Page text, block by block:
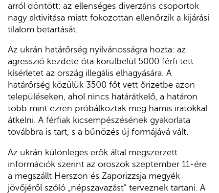
arról döntött: az ellenséges diverzáns csoportok
nagy aktivitása miatt fokozottan ellenőrzik a kijárási
tilalom betartását.
Az ukrán határőrség nyilvánosságra hozta: az
agresszió kezdete óta körülbelül 5000 férfi tett
kísérletet az ország illegális elhagyására. A
határőrség közülük 3500 főt vett őrizetbe azon
településeken, ahol nincs határátkelő, a határon
több mint ezren próbálkoztak meg hamis iratokkal
átkelni. A férfiak kicsempészésének gyakorlata
továbbra is tart, s a bűnözés új formájává vált.
Az ukrán különleges erők által megszerzett
információk szerint az oroszok szeptember 11-ére
a megszállt Herszon és Zaporizzsja megyék
jövőjéről szóló „népszavazást” terveznek tartani. A